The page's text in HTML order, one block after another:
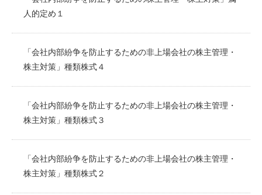
人的定め１
「会社内部紛争を防止するための非上場会社の株主管理・
株主対策」種類株式４
「会社内部紛争を防止するための非上場会社の株主管理・
株主対策」種類株式３
「会社内部紛争を防止するための非上場会社の株主管理・
株主対策」種類株式２